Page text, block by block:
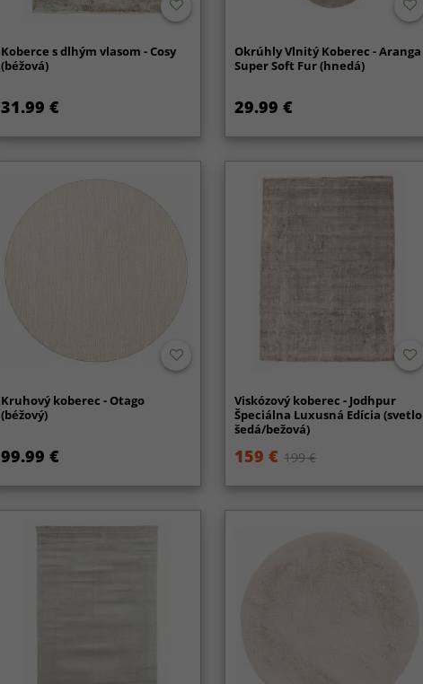
Koberce s dlhým vlasom - Cosy
(béžová)
31.99 €
Okrúhly Vlnitý Koberec - Aranga
Super Soft Fur (hnedá)
29.99 €
Kruhový koberec - Otago
(béžový)
99.99 €
Viskózový koberec - Jodhpur
Špeciálna Luxusná Edícia (svetlo
šedá/bežová)
159 € 199 €